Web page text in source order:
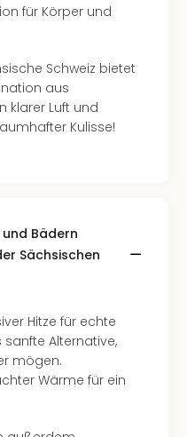
für Körper und
Schweiz bietet
aus
klarer Luft und
Kulisse!
Bädern
Sächsischen
Hitze für echte
sanfte Alternative,
mögen.
Wärme für ein